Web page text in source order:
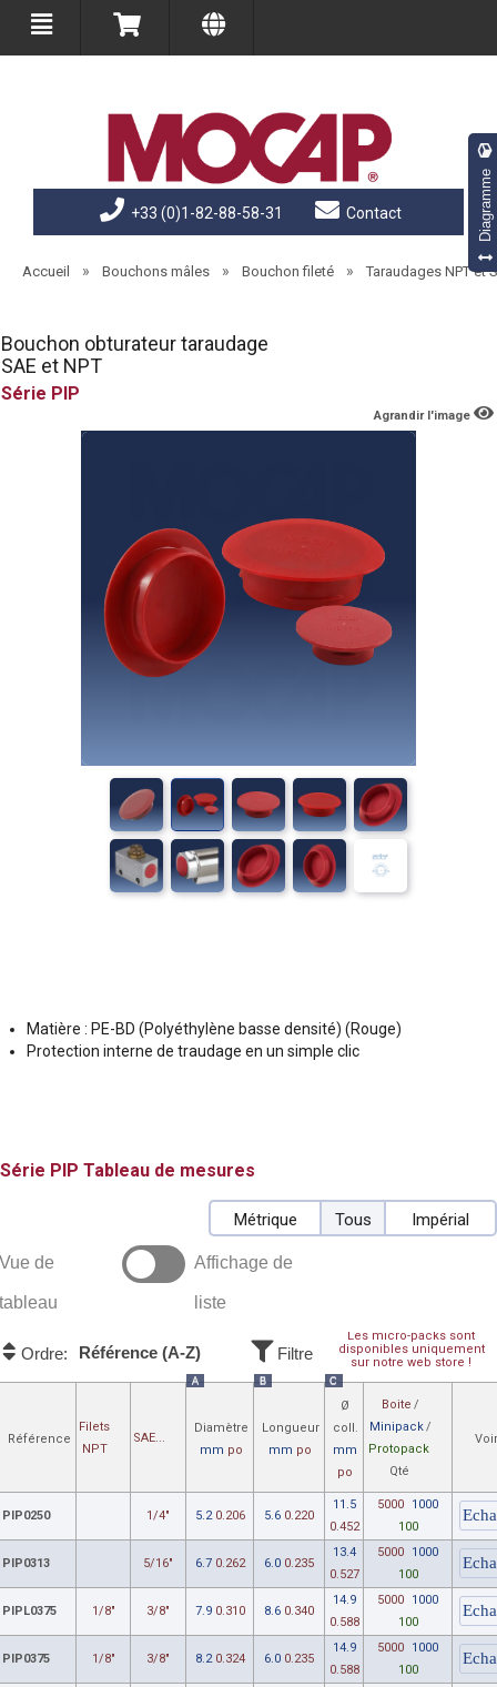
+33 (0)1-82-88-58-31 Contact
Accueil » Bouchons mâles » Bouchon fileté » Taraudages NPT et
Bouchon obturateur taraudage
SAE et NPT
PIP
Agrandir l'image
Matière : PE-BD (Polyéthylène basse densité) (Rouge)
Protection interne de traudage en un simple clic
PIP Tableau de mesures
Métrique Tous Impérial
Vue de
tableau
Affichage de
liste
Les micro-packs sont
disponibles uniquement
sur notre web store !
Ordre: Référence (A-Z) Filtre
Référence
Filets
NPT
SAE...
A
Diamètre
mm po
B
Longueur
mm po
C
Ø
coll.
mm
po
Boite /
Minipack/
Protopack
Qté
PIP0250 1/4" 5.2 0.206 5.6 0.220
11.5
0.452
5000
1000
100
PIP0313 5/16" 6.7 0.262 6.0 0.235
13.4
0.527
5000
1000
100
PIPL0375 1/8" 3/8" 7.9 0.310 8.6 0.340
14.9
0.588
5000
1000
100
PIP0375 1/8" 3/8" 8.2 0.324 6.0 0.235
14.9
0.588
5000
1000
100
Diagramme